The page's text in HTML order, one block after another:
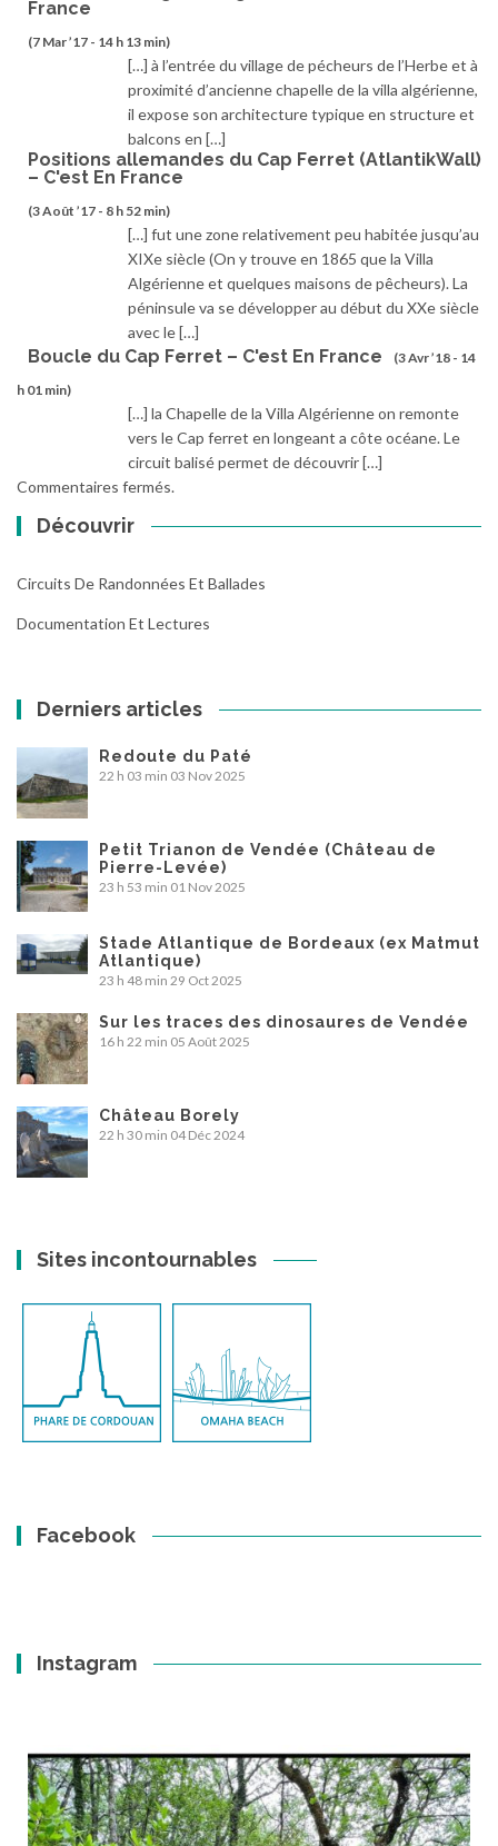
France
(7 Mar ’17 - 14 h 13 min)
[…] à l’entrée du village de pécheurs de l’Herbe et à
proximité d’ancienne chapelle de la villa algérienne,
il expose son architecture typique en structure et
balcons en […]
Positions allemandes du Cap Ferret (AtlantikWall)
– C'est En France
(3 Août ’17 - 8 h 52 min)
[…] fut une zone relativement peu habitée jusqu’au
XIXe siècle (On y trouve en 1865 que la Villa
Algérienne et quelques maisons de pêcheurs). La
péninsule va se développer au début du XXe siècle
avec le […]
Boucle du Cap Ferret – C'est En France
(3 Avr ’18 - 14
h 01 min)
[…] la Chapelle de la Villa Algérienne on remonte
vers le Cap ferret en longeant a côte océane. Le
circuit balisé permet de découvrir […]
Commentaires fermés.
Découvrir
Circuits De Randonnées Et Ballades
Documentation Et Lectures
Derniers articles
Redoute du Paté
22 h 03 min 03 Nov 2025
Petit Trianon de Vendée (Château de
Pierre-Levée)
23 h 53 min 01 Nov 2025
Stade Atlantique de Bordeaux (ex Matmut
Atlantique)
23 h 48 min 29 Oct 2025
Sur les traces des dinosaures de Vendée
16 h 22 min 05 Août 2025
Château Borely
22 h 30 min 04 Déc 2024
Sites incontournables
Facebook
Instagram